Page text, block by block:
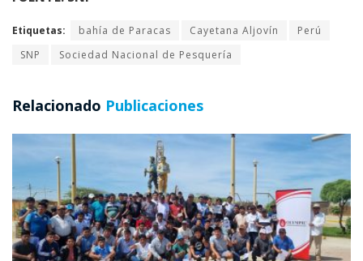
Etiquetas: bahía de Paracas Cayetana Aljovín
Perú
SNP
Sociedad Nacional de Pesquería
Relacionado Publicaciones